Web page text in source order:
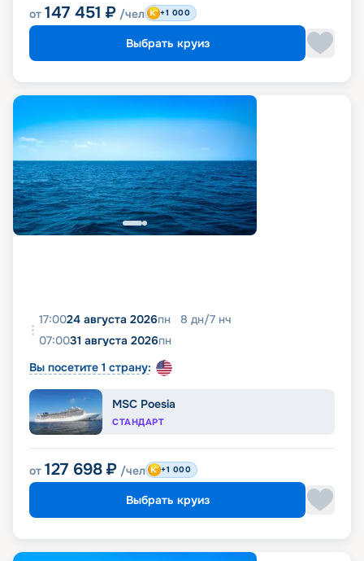
от 147 451 ₽ /чел +1 000
Выбрать круиз
17:0024 августа 2026пн 8 дн/7 нч
07:0031 августа 2026пн
Вы посетите 1 страну:
MSC Poesia
СТАНДАРТ
от 127 698 ₽ /чел +1 000
Выбрать круиз